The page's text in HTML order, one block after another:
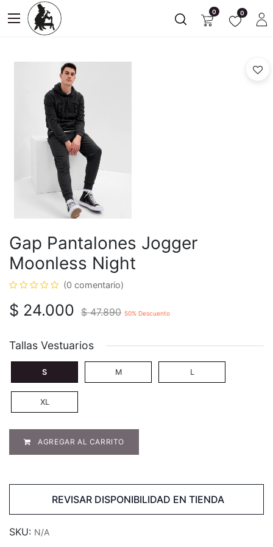
0 0
Gap Pantalones Jogger
Moonless Night
(0 comentario)
$ 24.000 $47.890 50% Descuento
Tallas Vestuarios
S M L
XL
AGREGAR AL CARRITO
REVISAR DISPONIBILIDAD EN TIENDA
SKU: N/A